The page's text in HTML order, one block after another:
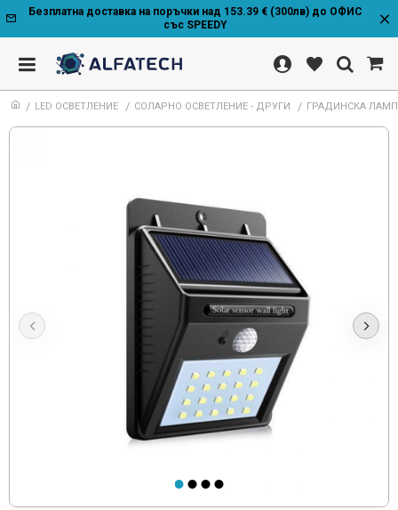
Безплатна доставка на поръчки над 153.39 € (300лв) до ОФИС
със SPEEDY
LED ОСВЕТЛЕНИЕ СОЛАРНО ОСВЕТЛЕНИЕ - ДРУГИ ГРАДИНСКА